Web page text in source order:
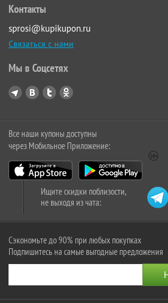
Контакты
sprosi@kupikupon.ru
Связаться с нами
Мы в Соцсетях
Все наши купоны доступны
через Мобильное Приложение:
Ищите скидки поблизости,
не выходя из чата:
Сэкономьте до 90% при любых покупках
Подпишитесь на самые выгодные предложения